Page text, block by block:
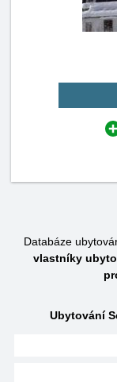
Databáze
vlastníky
Ubytování